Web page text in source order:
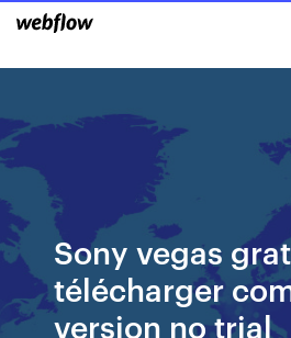
Sony vegas
télécharger
version no trial